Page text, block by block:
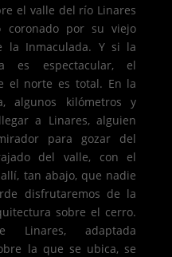
el valle del río Linares
coronado por su viejo
la Inmaculada. Y si la
es espectacular, el
el norte es total. En la
algunos kilómetros y
a Linares, alguien
para gozar del
del valle, con el
tan abajo, que nadie
disfrutaremos de la
sobre el cerro.
adaptada
la que se ubica, se